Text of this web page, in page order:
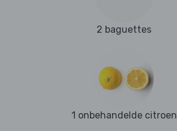
2 baguettes
1 onbehandelde citroen